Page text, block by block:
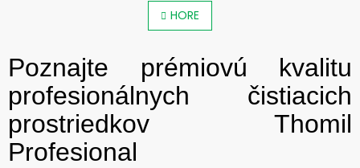
l
á
a
c
i
e
á
n
k
v
a
n
i
HORE
Poznajte prémiovú kvalitu
profesionálnych čistiacich
prostriedkov Thomil
Profesional